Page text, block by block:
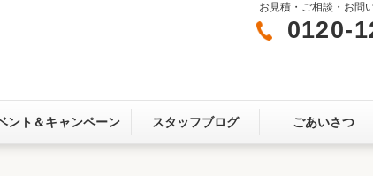
玄関まわり 門まわり
カースペース
ま満足度アンケート
ここちいい暮らしを
お見積・ご相談・お問
0120-
ント＆キャンペーン スタッフブログ ごあいさつ